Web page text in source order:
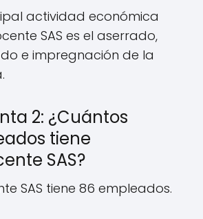
actividad económica
SAS es el aserrado,
e impregnación de la
2: ¿Cuántos
tiene
SAS?
SAS tiene 86 empleados.